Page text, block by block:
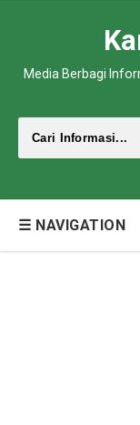
Media Berbagi
☰ NAVIGATION